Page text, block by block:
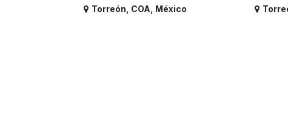
Torreón COA México